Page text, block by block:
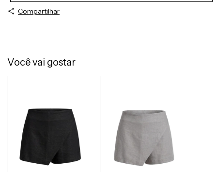
Compartilhar
Você vai gostar